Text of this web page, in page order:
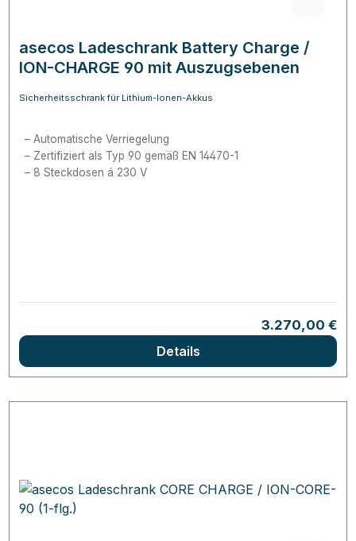
asecos Ladeschrank Battery Charge /
ION-CHARGE 90 mit Auszugsebenen
Sicherheitsschrank für Lithium-Ionen-Akkus
Automatische Verriegelung
Zertifiziert als Typ 90 gemäß EN 14470-1
8 Steckdosen á 230 V
Regulärer
3.270,00 €
Details